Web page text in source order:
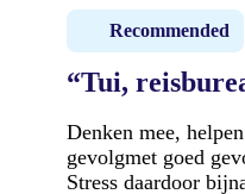
Recommended
“Tui,
Denken mee,
gevolgmet goed
Stress daardoor